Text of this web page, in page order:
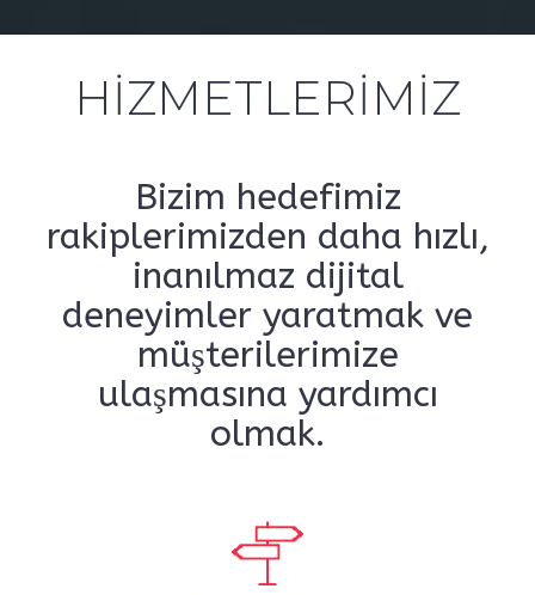
HİZMETLERİMİZ
Bizim hedefimiz
rakiplerimizden daha hızlı,
inanılmaz dijital
deneyimler yaratmak ve
müşterilerimize
ulaşmasına yardımcı
olmak.